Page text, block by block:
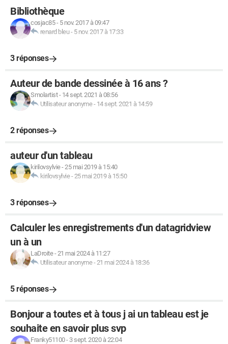
Bibliothèque
cosjac85- 5 nov. 2017 à 09:47
renard bleu- 5 nov. 2017 à 17:33
3 réponses
Auteur de bande dessinée à 16 ans ?
Smolartist- 14 sept. 2021 à 08:56
Utilisateur anonyme- 14 sept. 2021 à 14:59
2 réponses
auteur d'un tableau
kirilovsylvie-25 mai 2019 à 15:40
kirilovsylvie-25 mai 2019 à 15:50
3 réponses
Calculer les enregistrements d'un datagridview
un à un
LaDroite-21 mai 2024 à 11:27
Utilisateur anonyme-21 mai 2024 à 18:36
5 réponses
Bonjour a toutes et à tous j ai un tableau est je
souhaite en savoir plus svp
Franky51100- 3 sept. 2020 à 22:04